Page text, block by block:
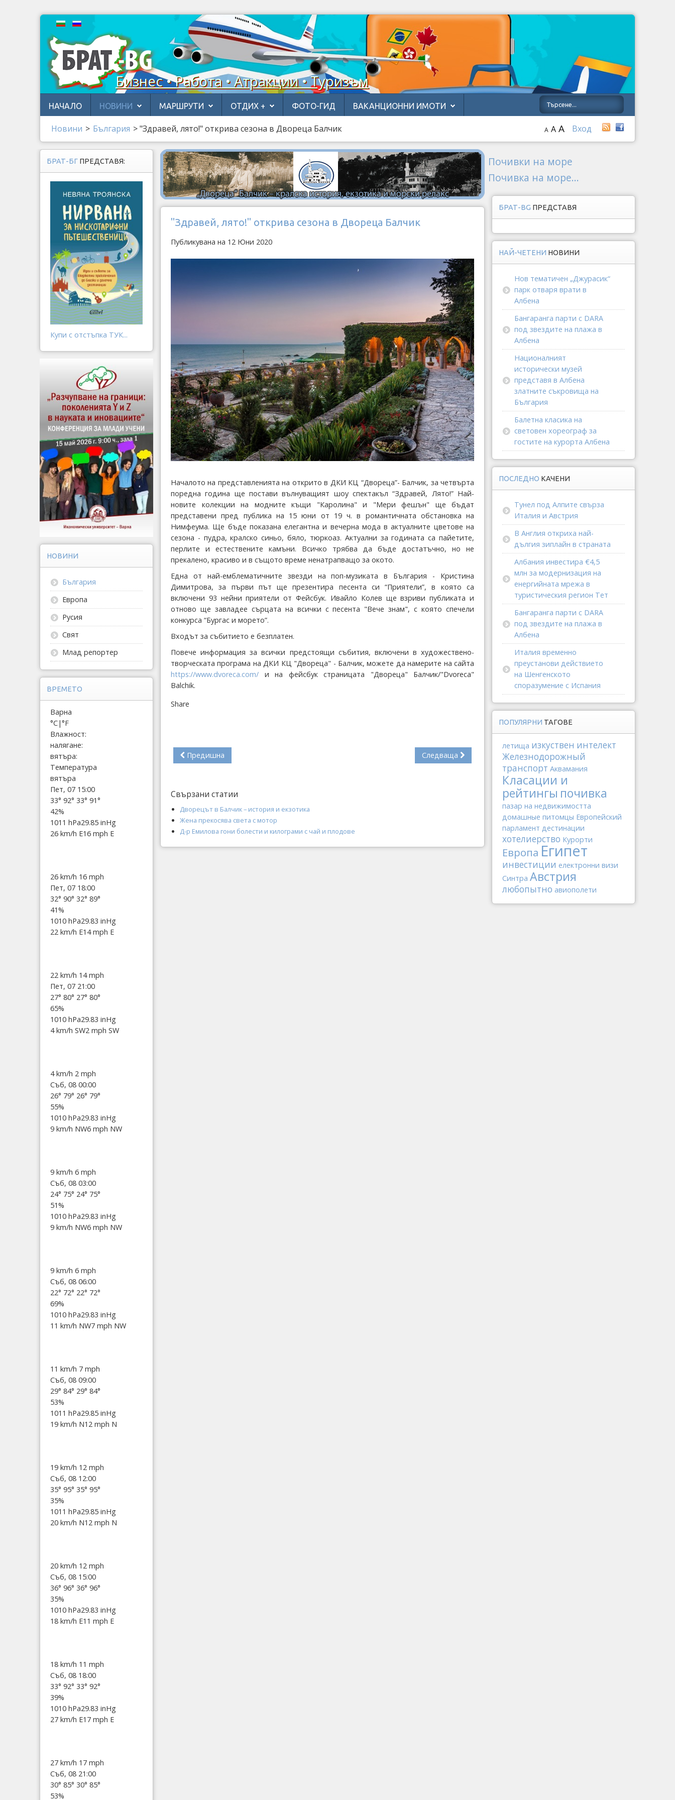
Бизнес • Работа • Атракции • Туризъм
НАЧАЛО НОВИНИ МАРШРУТИ ОТДИХ + ФОТО-ГИД ВАКАНЦИОННИ ИМОТИ
Новини > България >"Здравей, лято!" открива сезона в Двореца Балчик Вход
A A A
"Здравей, лято!" открива сезона в Двореца Балчик
Публикувана на 12 Юни 2020
Началото на представленията на открито в ДКИ КЦ “Двореца”- Балчик, за четвърта
поредна година ще постави вълнуващият шоу спектакъл “Здравей, Лято!” Най-
новите колекции на модните къщи "Каролина" и "Мери фешън" ще бъдат
представени пред публика на 15 юни от 19 ч. в романтичната обстановка на
Нимфеума. Ще бъде показана елегантна и вечерна мода в актуалните цветове на
сезона - пудра, кралско синьо, бяло, тюркоаз. Актуални за годината са пайетите,
перлите и естествените камъни. Всичко трябва да бъде достатъчно, но не
прекалено, красиво и в същото време ненатрапващо за окото.
Една от най-емблематичните звезди на поп-музиката в България - Кристина
Димитрова, за първи път ще презентира песента си “Приятели”, в която са
включени 93 нейни приятели от Фейсбук. Ивайло Колев ще взриви публиката и
отново ще завладее сърцата на всички с песента "Вече знам", с която спечели
конкурса “Бургас и морето”.
Входът за събитието е безплатен.
Повече информация за всички предстоящи събития, включени в художествено-
творческата програма на ДКИ КЦ "Двореца" - Балчик, можете да намерите на сайта
https://www.dvoreca.com/ и на фейсбук страницата "Двореца" Балчик/"Dvoreca"
Balchik.
Share
Предишна Следваща
Свързани статии
Дворецът в Балчик – история и екзотика
Жена прекосява света с мотор
Д-р Емилова гони болести и килограми с чай и плодове
БРАТ-БГ ПРЕДСТАВЯ:
Купи с отстъпка ТУК...
НОВИНИ
България
Европа
Русия
Свят
Млад репортер
ВРЕМЕТО
Варна
°C|°F
Влажност:
налягане:
вятъра:
Температура
вятъра
Пет, 07 15:00
33° 92° 33° 91°
42%
1011 hPa29.85 inHg
26 km/h E16 mph E
26 km/h 16 mph
Пет, 07 18:00
32° 90° 32° 89°
41%
1010 hPa29.83 inHg
22 km/h E14 mph E
22 km/h 14 mph
Пет, 07 21:00
27° 80° 27° 80°
65%
1010 hPa29.83 inHg
4 km/h SW2 mph SW
4 km/h 2 mph
Съб, 08 00:00
26° 79° 26° 79°
55%
1010 hPa29.83 inHg
9 km/h NW6 mph NW
9 km/h 6 mph
Съб, 08 03:00
24° 75° 24° 75°
51%
1010 hPa29.83 inHg
9 km/h NW6 mph NW
9 km/h 6 mph
Съб, 08 06:00
22° 72° 22° 72°
69%
1010 hPa29.83 inHg
11 km/h NW7 mph NW
11 km/h 7 mph
Съб, 08 09:00
29° 84° 29° 84°
53%
1011 hPa29.85 inHg
19 km/h N12 mph N
19 km/h 12 mph
Съб, 08 12:00
35° 95° 35° 95°
35%
1011 hPa29.85 inHg
20 km/h N12 mph N
20 km/h 12 mph
Съб, 08 15:00
36° 96° 36° 96°
35%
1010 hPa29.83 inHg
18 km/h E11 mph E
18 km/h 11 mph
Съб, 08 18:00
33° 92° 33° 92°
39%
1010 hPa29.83 inHg
27 km/h E17 mph E
27 km/h 17 mph
Съб, 08 21:00
30° 85° 30° 85°
53%
Почивки на море
Почивка на море...
БРАТ-BG ПРЕДСТАВЯ
НАЙ-ЧЕТЕНИ НОВИНИ
Нов тематичен „Джурасик“
парк отваря врати в
Албена
Бангаранга парти с DARA
под звездите на плажа в
Албена
Националният
исторически музей
представя в Албена
златните съкровища на
България
Балетна класика на
световен хореограф за
гостите на курорта Албена
ПОСЛЕДНО КАЧЕНИ
Тунел под Алпите свърза
Италия и Австрия
В Англия откриха най-
дългия зиплайн в страната
Албания инвестира €4,5
млн за модернизация на
енергийната мрежа в
туристическия регион Тет
Бангаранга парти с DARA
под звездите на плажа в
Албена
Италия временно
преустанови действието
на Шенгенското
споразумение с Испания
ПОПУЛЯРНИ ТАГОВЕ
летища изкуствен интелект
Железнодорожный
транспорт Аквамания
Класации и
рейтингы почивка
пазар на недвижимостта
домашные питомцы Европейский
парламент дестинации
хотелиерство Курорти
Европа Египет
инвестиции електронни визи
Синтра Австрия
любопытно авиополети